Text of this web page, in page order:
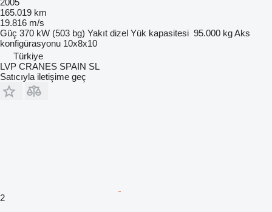
2005
165.019 km
19.816 m/s
Güç 370 kW (503 bg) Yakıt dizel Yük kapasitesi 95.000 kgAks
konfigürasyonu 10x8x10
Türkiye
LVP CRANES SPAIN SL
Satıcıyla iletişime geç
2